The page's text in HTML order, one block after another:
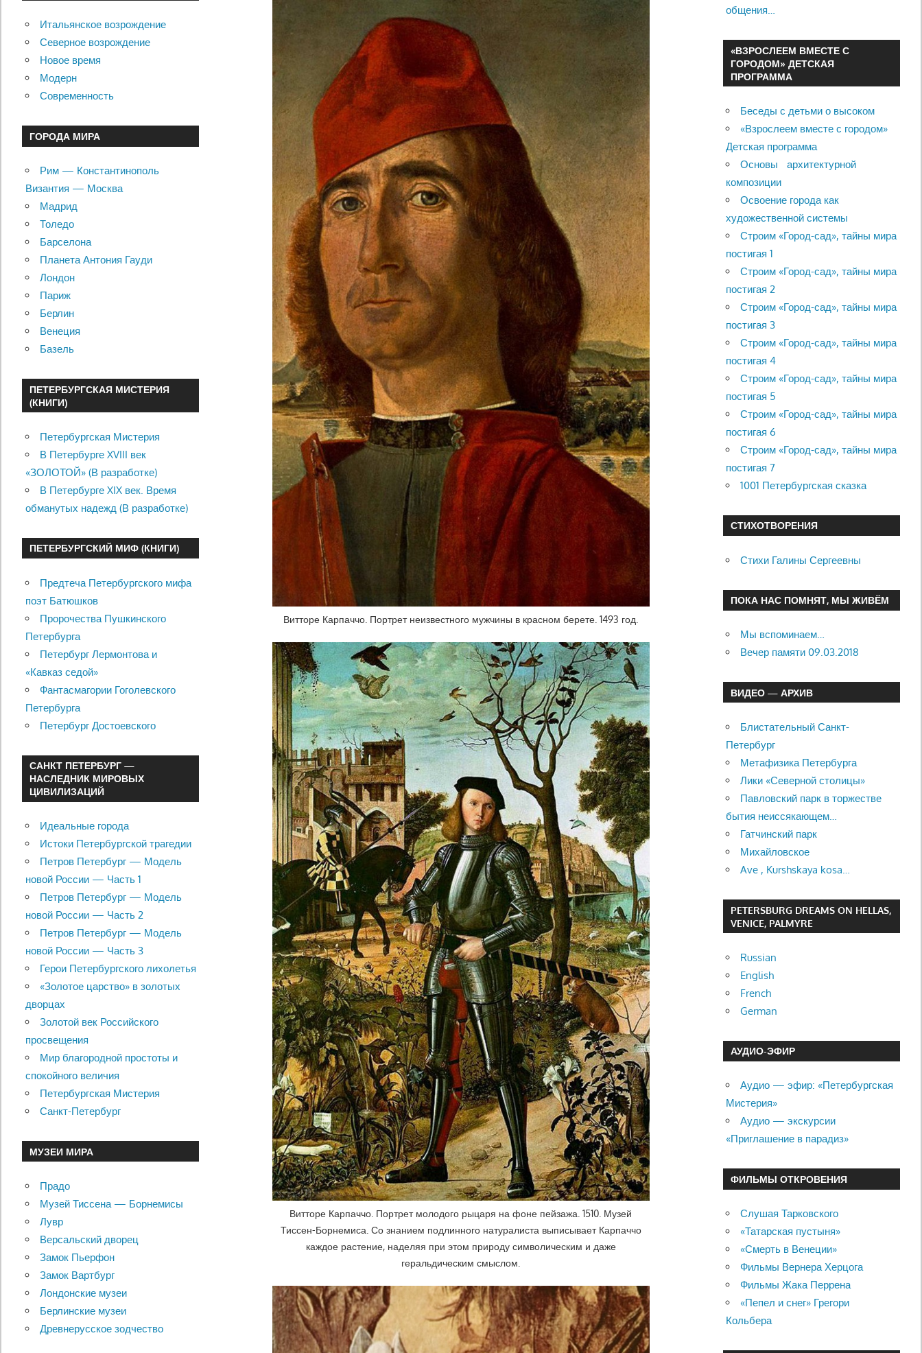
Витторе Карпаччо. Портрет неизвестного мужчины в красном берете. 1493 год.
Витторе Карпаччо. Портрет молодого рыцаря на фоне пейзажа. 1510. Музей
Тиссен-Борнемиса. Со знанием подлинного натуралиста выписывает Карпаччо
каждое растение, наделяя при этом природу символическим и даже
геральдическим смыслом.
Итальянское возрождение
Северное возрождение
Новое время
Модерн
Современность
ГОРОДА МИРА
Рим — Константинополь
Византия — Москва
Мадрид
Толедо
Барселона
Планета Антония Гауди
Лондон
Париж
Берлин
Венеция
Базель
ПЕТЕРБУРГСКАЯ МИСТЕРИЯ
(КНИГИ)
Петербургская Мистерия
В Петербурге XVIII век
«ЗОЛОТОЙ» (В разработке)
В Петербурге XIX век. Время
обманутых надежд (В разработке)
ПЕТЕРБУРГСКИЙ МИФ (КНИГИ)
Предтеча Петербургского мифа
поэт Батюшков
Пророчества Пушкинского
Петербурга
Петербург Лермонтова и
«Кавказ седой»
Фантасмагории Гоголевского
Петербурга
Петербург Достоевского
САНКТ ПЕТЕРБУРГ —
НАСЛЕДНИК МИРОВЫХ
ЦИВИЛИЗАЦИЙ
Идеальные города
Истоки Петербургской трагедии
Петров Петербург — Модель
новой России — Часть 1
Петров Петербург — Модель
новой России — Часть 2
Петров Петербург — Модель
новой России — Часть 3
Герои Петербургского лихолетья
«Золотое царство» в золотых
дворцах
Золотой век Российского
просвещения
Мир благородной простоты и
спокойного величия
Петербургская Мистерия
Санкт-Петербург
МУЗЕИ МИРА
Прадо
Музей Тиссена — Борнемисы
Лувр
Версальский дворец
Замок Пьерфон
Замок Вартбург
Лондонские музеи
Берлинские музеи
Древнерусское зодчество
общения…
«ВЗРОСЛЕЕМ ВМЕСТЕ С
ГОРОДОМ» ДЕТСКАЯ
ПРОГРАММА
Беседы с детьми о высоком
«Взрослеем вместе с городом»
Детская программа
Основы архитектурной
композиции
Освоение города как
художественной системы
Строим «Город-сад», тайны мира
постигая 1
Строим «Город-сад», тайны мира
постигая 2
Строим «Город-сад», тайны мира
постигая 3
Строим «Город-сад», тайны мира
постигая 4
Строим «Город-сад», тайны мира
постигая 5
Строим «Город-сад», тайны мира
постигая 6
Строим «Город-сад», тайны мира
постигая 7
1001 Петербургская сказка
СТИХОТВОРЕНИЯ
Стихи Галины Сергеевны
ПОКА НАС ПОМНЯТ, МЫ ЖИВЁМ
Мы вспоминаем…
Вечер памяти 09.03.2018
ВИДЕО — АРХИВ
Блистательный Санкт-
Петербург
Метафизика Петербурга
Лики «Северной столицы»
Павловский парк в торжестве
бытия неиссякающем…
Гатчинский парк
Михайловское
Ave , Kurshskaya kosa…
PETERSBURG DREAMS ON HELLAS,
VENICE, PALMYRE
Russian
English
French
German
АУДИО-ЭФИР
Аудио — эфир: «Петербургская
Мистерия»
Аудио — экскурсии
«Приглашение в парадиз»
ФИЛЬМЫ ОТКРОВЕНИЯ
Слушая Тарковского
«Татарская пустыня»
«Смерть в Венеции»
Фильмы Вернера Херцога
Фильмы Жака Перрена
«Пепел и снег» Грегори
Кольбера